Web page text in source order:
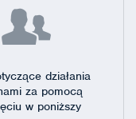
działania
za pomocą
w poniższy